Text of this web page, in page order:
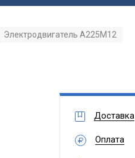
Электродвигатель А225М12
Доставка
Оплата